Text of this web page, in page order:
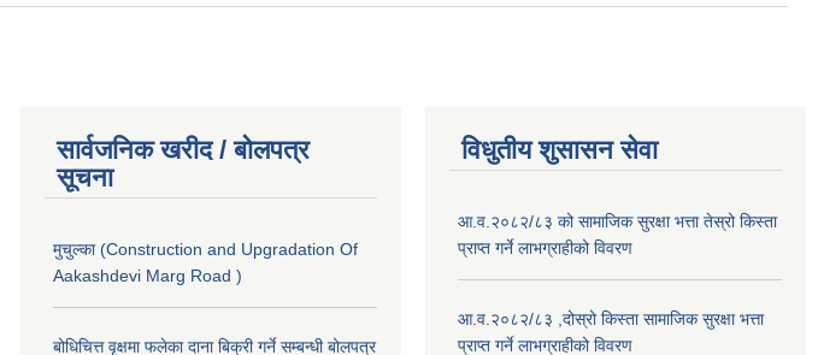
सार्वजनिक खरीद / बोलपत्र
सूचना
मुचुल्का (Construction and Upgradation Of
Aakashdevi Marg Road )
बोधिचित्त वृक्षमा फलेका दाना बिक्री गर्ने सम्बन्धी बोलपत्र
विधुतीय शुसासन सेवा
आ.व.२०८२/८३ को सामाजिक सुरक्षा भत्ता तेस्रो किस्ता
प्राप्त गर्ने लाभग्राहीको विवरण
आ.व.२०८२/८३ ,दोस्रो किस्ता सामाजिक सुरक्षा भत्ता
प्राप्त गर्ने लाभग्राहीको विवरण